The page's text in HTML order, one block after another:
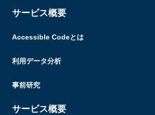
サービス概要
Accessible Codeとは
利用データ分析
事前研究
サービス概要